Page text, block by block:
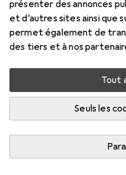
présenter des annonces
et d’autres sites ainsi que
permet également de
des tiers et à nos
Tout
Seuls les
Prix en EUR TVA incl.
Évaluations
Livré entre mar, 18/8
Plus de 10 pièces en
M'informer si le produit